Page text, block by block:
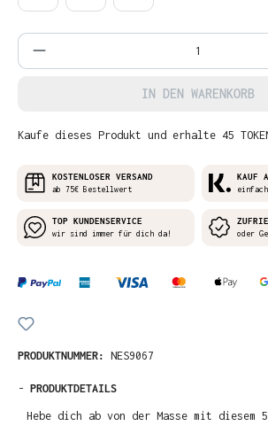
Produkt Anzahl: Gib den
IN DEN WARENKORB
Kaufe dieses Produkt und erhalte 45
KOSTENLOSER VERSAND
ab 75€ Bestellwert
KAUF
TOP KUNDENSERVICE
wir sind immer für dich da!
oder
PRODUKTNUMMER: NES9067
- PRODUKTDETAILS
Hebe dich ab von der Masse mit